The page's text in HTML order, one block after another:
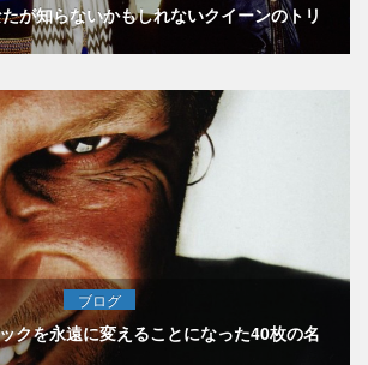
が知らないかもしれないクイーンのトリ
ブログ
クを永遠に変えることになった40枚の名